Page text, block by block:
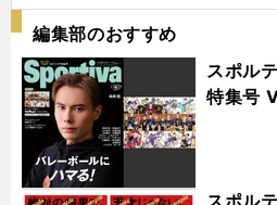
編集部のおすすめ
スポル
特集号